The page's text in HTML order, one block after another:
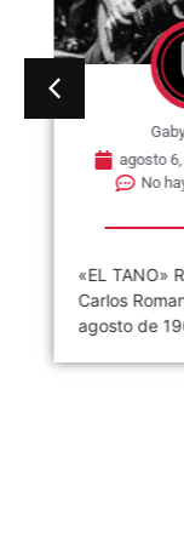
agosto 6,
No
«EL TANO»
Carlos
agosto de